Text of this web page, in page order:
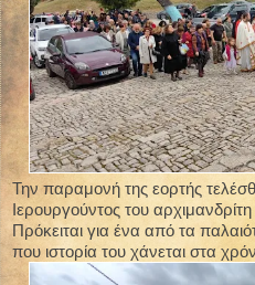
Την παραμονή της εορτής
Ιερουργούντος του
Πρόκειται για ένα από τα
που ιστορία του χάνεται στα